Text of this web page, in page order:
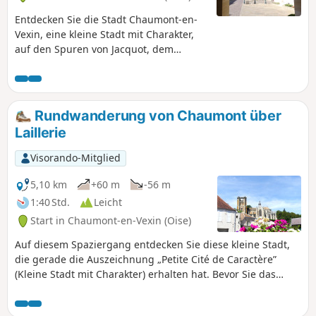
Entdecken Sie die Stadt Chaumont-en-
Vexin, eine kleine Stadt mit Charakter,
auf den Spuren von Jacquot, dem
50er Jahren tausendmal umrundet hat.
Nach langer Abwesenheit kehrt er an
den Ort seiner Kindheit zurück und lädt
Sie ein, ihm zu folgen.
Rundwanderung von Chaumont über
Laillerie
Visorando-Mitglied
5,10 km
+60 m
-56 m
1:40 Std.
Leicht
Start in Chaumont-en-Vexin (Oise)
Auf diesem Spaziergang entdecken Sie diese kleine Stadt,
die gerade die Auszeichnung „Petite Cité de Caractère”
(Kleine Stadt mit Charakter) erhalten hat. Bevor Sie das
entdecken Sie das Museum für Archäologie und